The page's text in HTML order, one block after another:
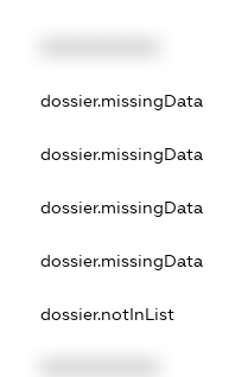
dossier.missingData
dossier.missingData
dossier.missingData
dossier.missingData
dossier.notInList